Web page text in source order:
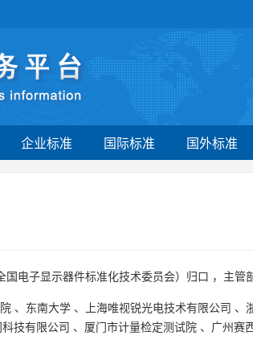
企业标准 国际标准 国外标准
国电子显示器件标准化技术委员会）归口 ，主管
、 东南大学 、 上海唯视锐光电技术有限公司 、
技有限公司 、 厦门市计量检定测试院 、 广州赛